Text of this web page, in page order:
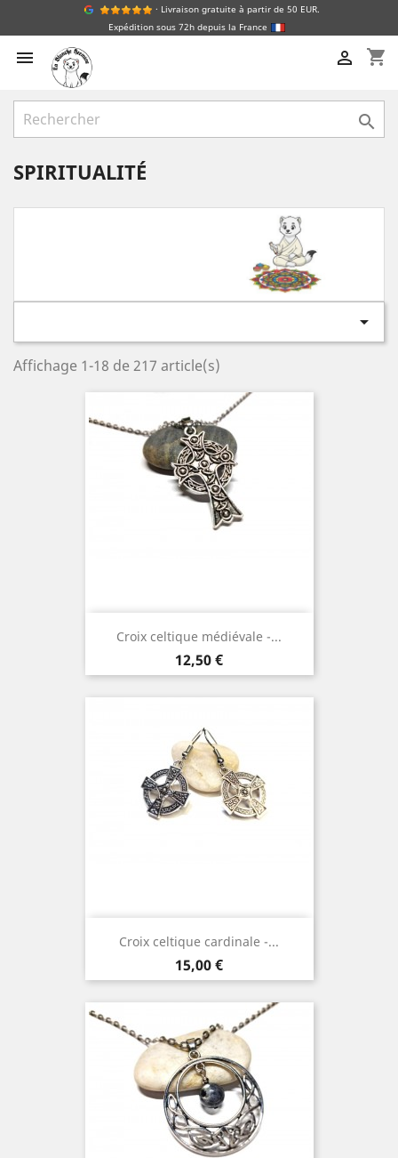
· Livraison gratuite à partir de 50 EUR.
Expédition sous 72h depuis la France
 shopping_cart


SPIRITUALITÉ

Affichage 1-18 de 217 article(s)
Croix celtique médiévale -...
Prix
12,50 €
Croix celtique cardinale -...
Prix
15,00 €